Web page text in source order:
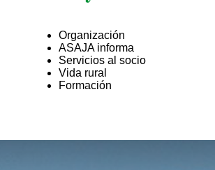
ASAJA
Castilla
Organización
ASAJA informa
Servicios al socio
Vida rural
Formación